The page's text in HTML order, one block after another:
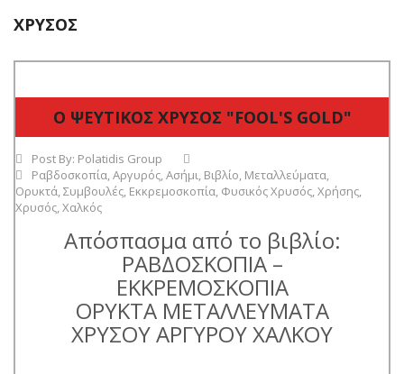
ΧΡΥΣΌΣ
Ο ΨΕΥΤΙΚΟΣ ΧΡΥΣΟΣ "FOOL'S GOLD"
Post By: Polatidis Group
Ραβδοσκοπία,Αργυρός,Ασήμι, Βιβλίο, Μεταλλεύματα,
Ορυκτά,Συμβουλές, Εκκρεμοσκοπία, Φυσικός Χρυσός,Χρήσης,
Χρυσός,Χαλκός
Απόσπασμα από το βιβλίο:
ΡΑΒΔΟΣΚΟΠΙΑ –
ΕΚΚΡΕΜΟΣΚΟΠΙΑ
ΟΡΥΚΤΑ ΜΕΤΑΛΛΕΥΜΑΤΑ
ΧΡΥΣΟΥ ΑΡΓΥΡΟΥ ΧΑΛΚΟΥ